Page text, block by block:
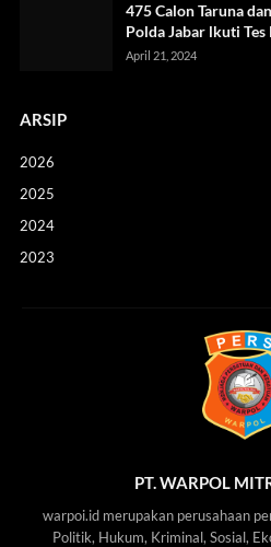
475 Calon Taruna
Polda Jabar lkuti Tes
April 21, 2024
ARSIP
2026
2025
2024
2023
PT. WARPOL
warpoi.id merupakan perusahaan
Politik, Hukum, Kriminal, Sosial,